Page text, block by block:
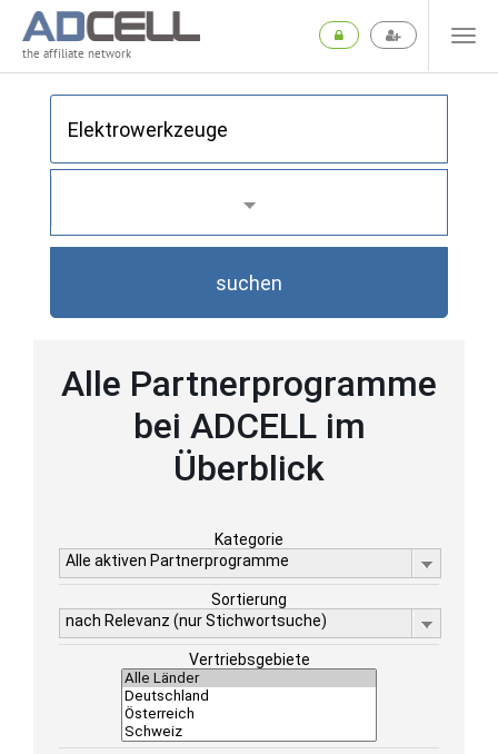
the affiliate network
suchen
Alle Partnerprogramme
bei ADCELL im
Überblick
Kategorie
Alle aktiven Partnerprogramme
Sortierung
nach Relevanz (nur Stichwortsuche)
Vertriebsgebiete